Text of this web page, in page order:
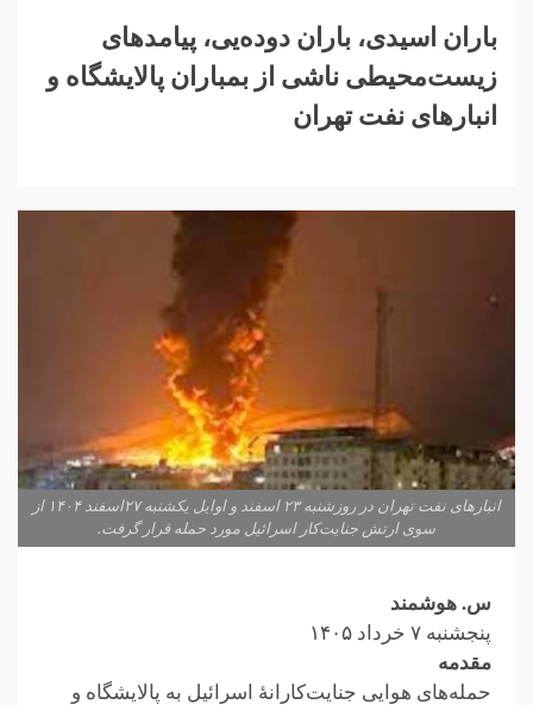
باران اسیدی، باران دوده‌یی، پیامدهای
زیست‌محیطی ناشی از بمباران پالایشگاه و
انبارهای نفت تهران‌
انبارهای‌ نفت‌ تهران‌ در‌ روزشنبه ۲۳‌ اسفند و‌ اوایل‌ یکشنبه ۲۷‌اسفند ۱۴۰۴ از‌
سوی‌ ارتش‌ جنایت‌کار‌‌ اسرائیل‌ مورد‌ حمله‌ قرار‌ گرفت.
س. هوشمند
پنجشنبه ۷ خرداد ۱۴۰۵
مقدمه
حمله‌های هوایی جنایت‌کارانهٔ اسرائیل به پالایشگاه و